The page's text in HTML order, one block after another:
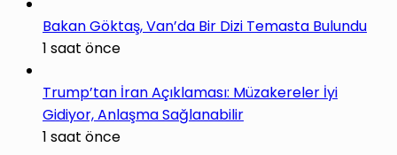
Bakan Göktaş, Van’da Bir Dizi Temasta Bulundu
1 saat önce
Trump’tan İran Açıklaması: Müzakereler İyi
Gidiyor, Anlaşma Sağlanabilir
1 saat önce